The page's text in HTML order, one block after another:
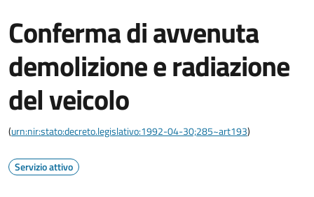
Conferma di avvenuta
demolizione e radiazione
del veicolo
(urn:nir:stato:decreto.legislativo:1992-04-30;285~art193)
Servizio attivo